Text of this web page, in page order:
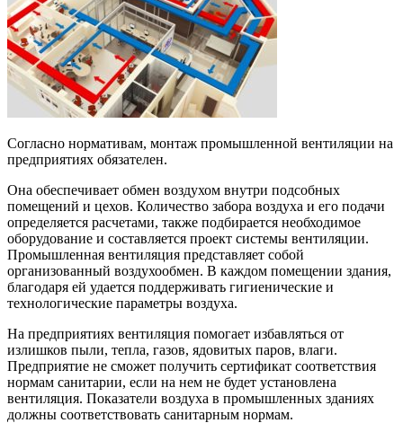
Согласно нормативам, монтаж промышленной вентиляции на
предприятиях обязателен.
Она обеспечивает обмен воздухом внутри подсобных
помещений и цехов. Количество забора воздуха и его подачи
определяется расчетами, также подбирается необходимое
оборудование и составляется проект системы вентиляции.
Промышленная вентиляция представляет собой
организованный воздухообмен. В каждом помещении здания,
благодаря ей удается поддерживать гигиенические и
технологические параметры воздуха.
На предприятиях вентиляция помогает избавляться от
излишков пыли, тепла, газов, ядовитых паров, влаги.
Предприятие не сможет получить сертификат соответствия
нормам санитарии, если на нем не будет установлена
вентиляция. Показатели воздуха в промышленных зданиях
должны соответствовать санитарным нормам.